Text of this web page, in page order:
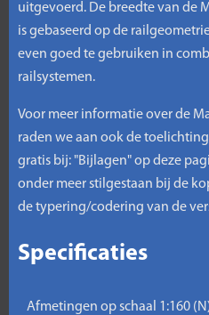
uitgevoerd. De breedte van de
is gebaseerd op de
even goed te gebruiken in
railsystemen.
Voor meer informatie over de
raden we aan ook de
gratis bij: "Bijlagen" op deze
onder meer stilgestaan bij de
de typering/codering van de
Specificaties
Afmetingen op schaal 1:160